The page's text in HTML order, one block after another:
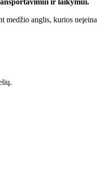
ir laikymui.
anglis, kurios